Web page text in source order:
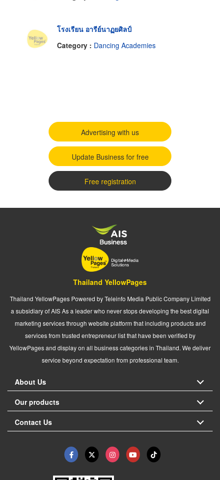
โรงเรียน อารีย์นาฏยศิลป์
Category : Dancing Academies
Advertising with us
Update Business for free
Free registration
Thailand YellowPages
Thailand YellowPages Powered by Teleinfo Media Public Company Limited
a subsidiary of AIS As a leader who never stops developing the best digital
marketing services through website platform that including products and
services from trusted entrepreneur list that have been verified by
YellowPages and display on all business categories in Thailand. We deliver
service beyond expectation from professional team.
About Us
Our products
Contact Us